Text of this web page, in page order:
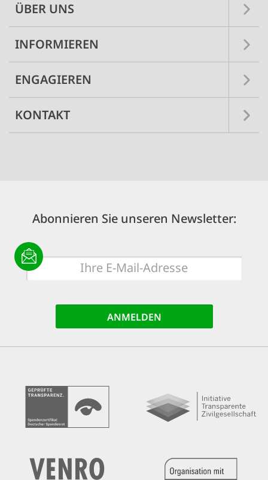
ÜBER UNS
INFORMIEREN
ENGAGIEREN
KONTAKT
Abonnieren Sie unseren Newsletter:
E-
Mail